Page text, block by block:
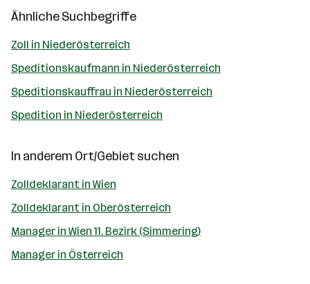
Ähnliche Suchbegriffe
Zoll in Niederösterreich
Speditionskaufmann in Niederösterreich
Speditionskauffrau in Niederösterreich
Spedition in Niederösterreich
In anderem Ort/Gebiet suchen
Zolldeklarant in Wien
Zolldeklarant in Oberösterreich
Manager in Wien 11. Bezirk (Simmering)
Manager in Österreich